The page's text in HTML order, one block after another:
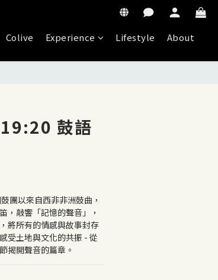
Colive Experience Lifestyle About
鼓語
，敲響「記憶的聲音」，
將所有的情感與故事封存
受土地與文化的共振 - 從
揭開聲音的篇章。